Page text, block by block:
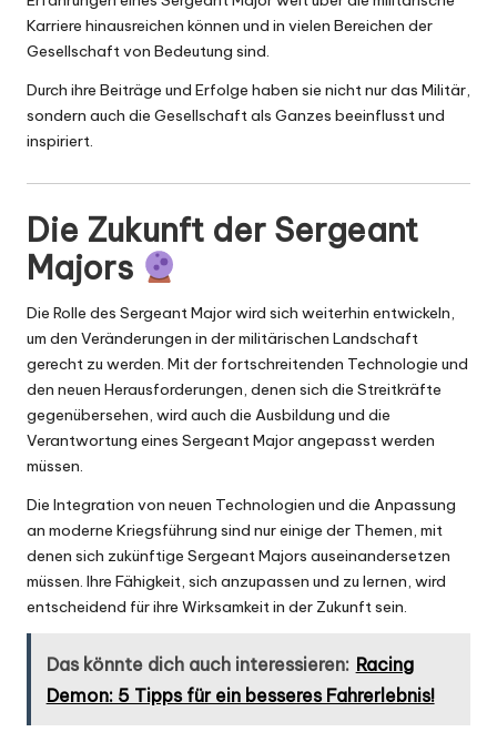
Karriere hinausreichen können und in vielen Bereichen der
Gesellschaft von Bedeutung sind.
Durch ihre Beiträge und Erfolge haben sie nicht nur das Militär,
sondern auch die Gesellschaft als Ganzes beeinflusst und
inspiriert.
Die Zukunft der Sergeant
Majors
Die Rolle des Sergeant Major wird sich weiterhin entwickeln,
um den Veränderungen in der militärischen Landschaft
gerecht zu werden. Mit der fortschreitenden Technologie und
den neuen Herausforderungen, denen sich die Streitkräfte
gegenübersehen, wird auch die Ausbildung und die
Verantwortung eines Sergeant Major angepasst werden
müssen.
Die Integration von neuen Technologien und die Anpassung
an moderne Kriegsführung sind nur einige der Themen, mit
denen sich zukünftige Sergeant Majors auseinandersetzen
müssen. Ihre Fähigkeit, sich anzupassen und zu lernen, wird
entscheidend für ihre Wirksamkeit in der Zukunft sein.
Das könnte dich auch interessieren: Racing
Demon: 5 Tipps für ein besseres Fahrerlebnis!